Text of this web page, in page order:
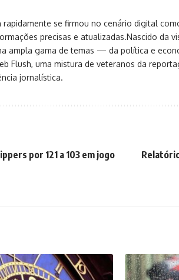
rapidamente se firmou no cenário digital
precisas e atualizadas.Nascido da
ampla gama de temas — da política e
Flush, uma mistura de veteranos da
jornalística.
por 121 a 103 em jogo